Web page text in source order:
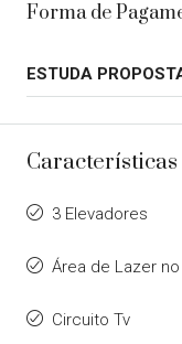
Forma de
ESTUDA
Características
3 Elevadores
Área de Lazer
Circuito Tv